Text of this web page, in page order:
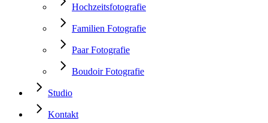
Hochzeitsfotografie
Familien Fotografie
Paar Fotografie
Boudoir Fotografie
Studio
Kontakt